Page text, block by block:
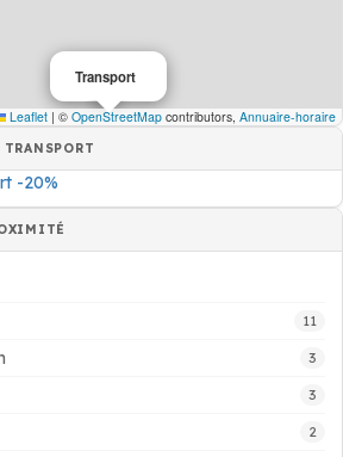
Transport
Leaflet | © OpenStreetMap contributors, Annuaire-horaire
-20%
11
3
3
2